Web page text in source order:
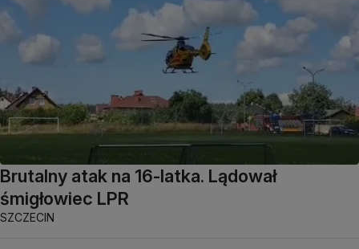
Brutalny atak na 16-latka. Lądował
śmigłowiec LPR
SZCZECIN